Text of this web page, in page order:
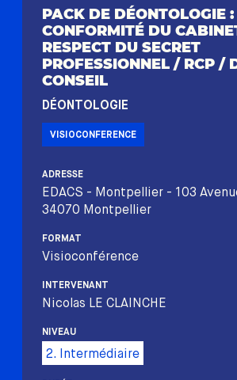
PACK DE DÉONTOLOGIE :
CONFORMITÉ DU
RESPECT DU SECRET
PROFESSIONNEL / RCP /
CONSEIL
DÉONTOLOGIE
VISIOCONFERENCE
ADRESSE
EDACS - Montpellier - 103
34070 Montpellier
FORMAT
Visioconférence
INTERVENANT
Nicolas LE CLAINCHE
NIVEAU
2. Intermédiaire